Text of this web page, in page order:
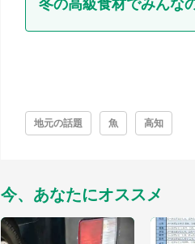
冬の高級食材でみんな
地元の話題 魚 高知
今、あなたにオススメ